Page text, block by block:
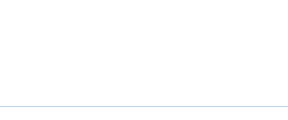
fragili e danneggiati, arricchita con Olio di